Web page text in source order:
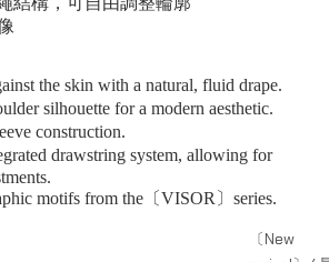
〔New
the skin with a natural, fluid drape.
silhouette for a modern aesthetic.
construction.
drawstring system, allowing for
motifs from the〔VISOR〕series.